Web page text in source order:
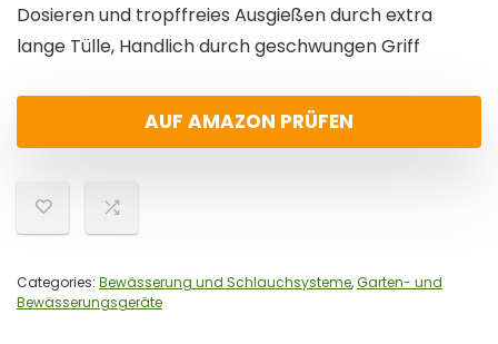
Dosieren und tropffreies Ausgießen durch extra
lange Tülle, Handlich durch geschwungen Griff
AUF AMAZON PRÜFEN
Categories: Bewässerung und Schlauchsysteme,Garten- und
Bewässerungsgeräte